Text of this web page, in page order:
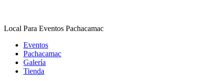
Local Para Eventos Pachacamac
Eventos
Pachacamac
Galería
Tienda